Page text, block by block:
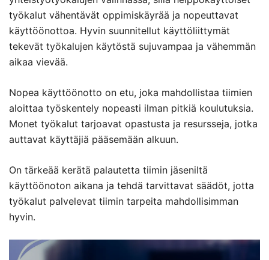
työkalut vähentävät oppimiskäyrää ja nopeuttavat
käyttöönottoa. Hyvin suunnitellut käyttöliittymät
tekevät työkalujen käytöstä sujuvampaa ja vähemmän
aikaa vievää.
Nopea käyttöönotto on etu, joka mahdollistaa tiimien
aloittaa työskentely nopeasti ilman pitkiä koulutuksia.
Monet työkalut tarjoavat opastusta ja resursseja, jotka
auttavat käyttäjiä pääsemään alkuun.
On tärkeää kerätä palautetta tiimin jäseniltä
käyttöönoton aikana ja tehdä tarvittavat säädöt, jotta
työkalut palvelevat tiimin tarpeita mahdollisimman
hyvin.